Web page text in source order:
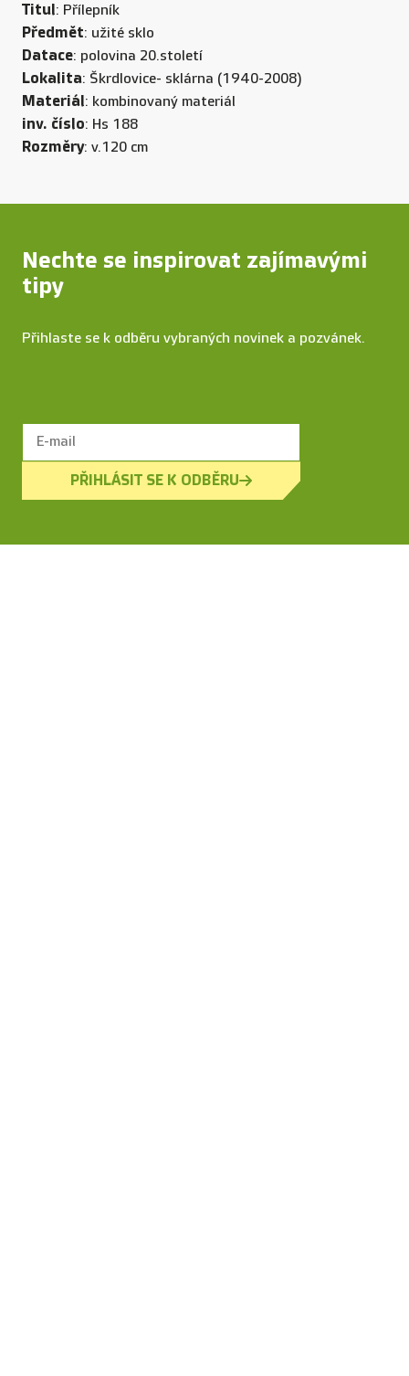
Titul: Přílepník
Předmět: užité sklo
Datace: polovina 20.století
Lokalita: Škrdlovice- sklárna (1940-2008)
Materiál: kombinovaný materiál
inv. číslo: Hs 188
Rozměry: v.120 cm
Nechte se inspirovat zajímavými
tipy
Přihlaste se k odběru vybraných novinek a pozvánek.
PŘIHLÁSIT SE K ODBĚRU